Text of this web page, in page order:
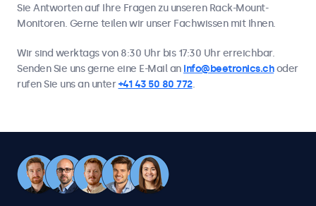
Sie Antworten auf Ihre Fragen zu unseren Rack-Mount-
Monitoren. Gerne teilen wir unser Fachwissen mit Ihnen.
Wir sind werktags von 8:30 Uhr bis 17:30 Uhr erreichbar.
Senden Sie uns gerne eine E-Mail an info@beetronics.choder
rufen Sie uns an unter+41 43 50 80 772.